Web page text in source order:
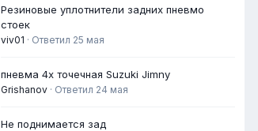
Резиновые уплотнители задних пневмо
стоек
viv01 · Ответил 25 мая
пневма 4х точечная Suzuki Jimny
Grishanov · Ответил 24 мая
Не поднимается зад